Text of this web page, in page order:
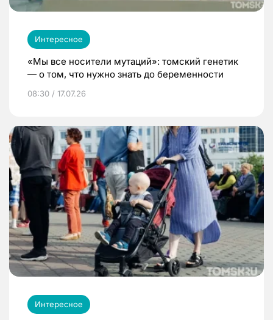
Интересное
«Мы все носители мутаций»: томский генетик
— о том, что нужно знать до беременности
08:30 / 17.07.26
Интересное